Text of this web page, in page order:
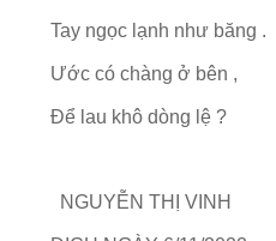
Tay ngọc lạnh như băng .
Ước có chàng ở bên ,
Để lau khô dòng lệ ?
NGUYỄN THỊ VINH